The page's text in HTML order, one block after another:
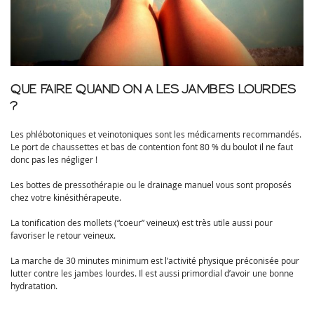
QUE FAIRE QUAND ON A LES JAMBES LOURDES
?
Les phlébotoniques et veinotoniques sont les médicaments recommandés.
Le port de chaussettes et bas de contention font 80 % du boulot il ne faut
donc pas les négliger !
Les bottes de pressothérapie ou le drainage manuel vous sont proposés
chez votre kinésithérapeute.
La tonification des mollets (“coeur” veineux) est très utile aussi pour
favoriser le retour veineux.
La marche de 30 minutes minimum est l’activité physique préconisée pour
lutter contre les jambes lourdes. Il est aussi primordial d’avoir une bonne
hydratation.